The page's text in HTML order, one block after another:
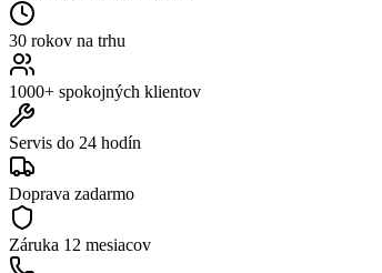
30 rokov na trhu
1000+ spokojných klientov
Servis do 24 hodín
Doprava zadarmo
Záruka 12 mesiacov